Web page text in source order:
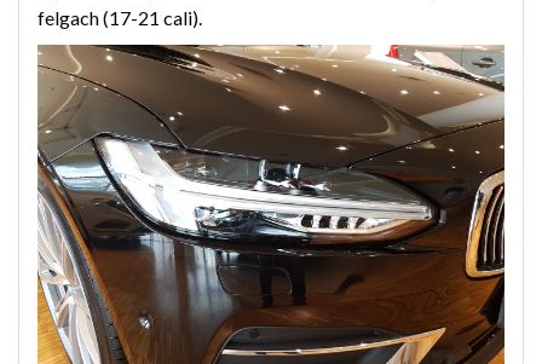
felgach (17-21 cali).